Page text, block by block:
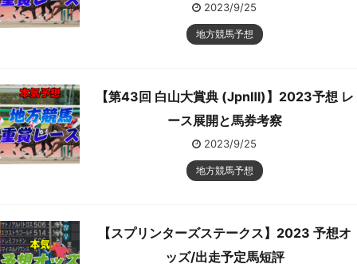
2023/9/25
地方競馬予想
【第43回 白山大賞典 (JpnⅢ)】2023予想 レ
ース展開と馬券考察
2023/9/25
地方競馬予想
【スプリンターズステークス】2023 予想オ
ッズ/出走予定馬短評